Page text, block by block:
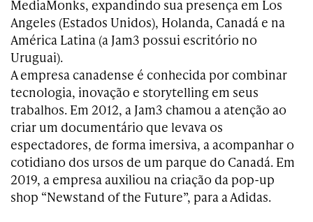
MediaMonks, expandindo sua presença em Los
Angeles (Estados Unidos), Holanda, Canadá e na
América Latina (a Jam3 possui escritório no
Uruguai).
A empresa canadense é conhecida por combinar
tecnologia, inovação e storytelling em seus
trabalhos. Em 2012, a Jam3 chamou a atenção ao
criar um documentário que levava os
espectadores, de forma imersiva, a acompanhar o
cotidiano dos ursos de um parque do Canadá. Em
2019, a empresa auxiliou na criação da pop-up
shop “Newstand of the Future”, para a Adidas.